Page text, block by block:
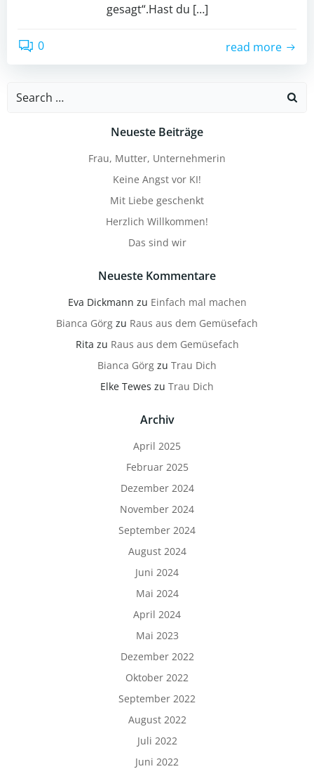
gesagt“.Hast du […]
0 read more
Search
Neueste Beiträge
Frau, Mutter, Unternehmerin
Keine Angst vor KI!
Mit Liebe geschenkt
Herzlich Willkommen!
Das sind wir
Neueste Kommentare
Eva Dickmann zu Einfach mal machen
Bianca Görg zu Raus aus dem Gemüsefach
Rita zu Raus aus dem Gemüsefach
Bianca Görg zu Trau Dich
Elke Tewes zu Trau Dich
Archiv
April 2025
Februar 2025
Dezember 2024
November 2024
September 2024
August 2024
Juni 2024
Mai 2024
April 2024
Mai 2023
Dezember 2022
Oktober 2022
September 2022
August 2022
Juli 2022
Juni 2022